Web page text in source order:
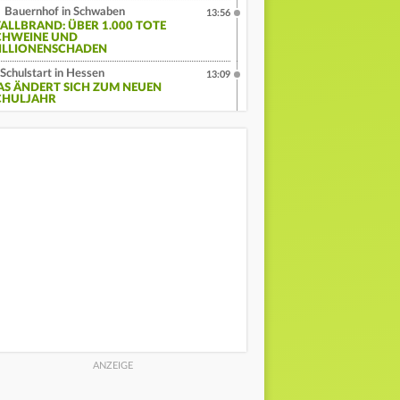
Bauernhof in Schwaben
ÜBER 1.000 TOTE
UND
13:56
Schulstart in Hessen
ÄNDERT SICH ZUM NEUEN
13:09